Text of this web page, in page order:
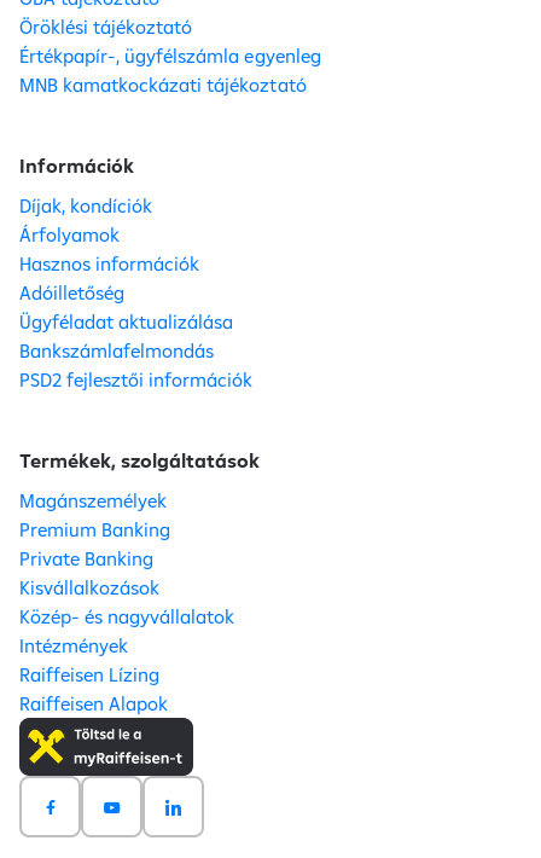
Öröklési tájékoztató
Értékpapír-, ügyfélszámla egyenleg
MNB kamatkockázati tájékoztató
Információk
Díjak, kondíciók
Árfolyamok
Hasznos információk
Adóilletőség
Ügyféladat aktualizálása
Bankszámlafelmondás
PSD2 fejlesztői információk
Termékek, szolgáltatások
Magánszemélyek
Premium Banking
Private Banking
Kisvállalkozások
Közép- és nagyvállalatok
Intézmények
Raiffeisen Lízing
Raiffeisen Alapok